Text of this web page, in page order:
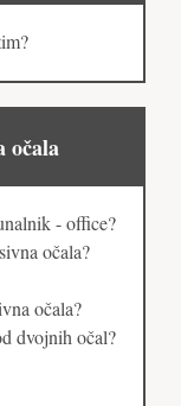
očala
- office?
očala?
očala?
dvojnih očal?